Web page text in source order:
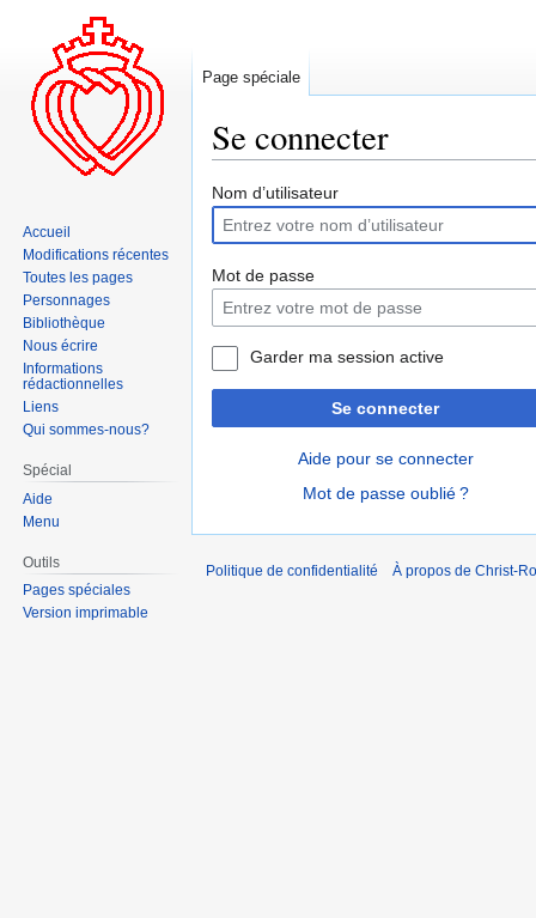
Se connecter
Aller
la
navigation
Aller
la
recherche
Nom d’utilisateur
Mot de passe
Garder ma session active
Se connecter
Aide pour se connecter
Mot de passe oublié ?
Page spéciale
Accueil
Modifications récentes
Toutes les pages
Personnages
Bibliothèque
Nous écrire
Informations
rédactionnelles
Liens
Qui sommes-nous?
Spécial
Aide
Menu
Outils
Pages spéciales
Version imprimable
Politique de confidentialité À propos de Christ-